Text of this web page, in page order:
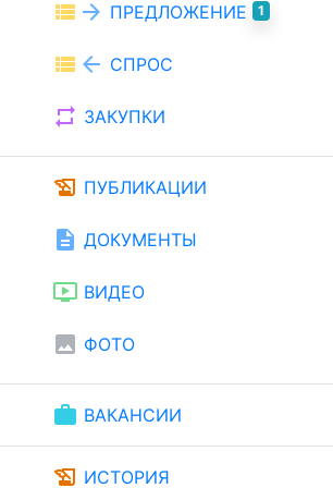
view_list arrow_forward ПРЕДЛОЖЕНИЕ 1
view_list arrow_back СПРОС
repeat ЗАКУПКИ
history_edu ПУБЛИКАЦИИ
description ДОКУМЕНТЫ
ondemand_video ВИДЕО
image ФОТО
work ВАКАНСИИ
history_edu ИСТОРИЯ